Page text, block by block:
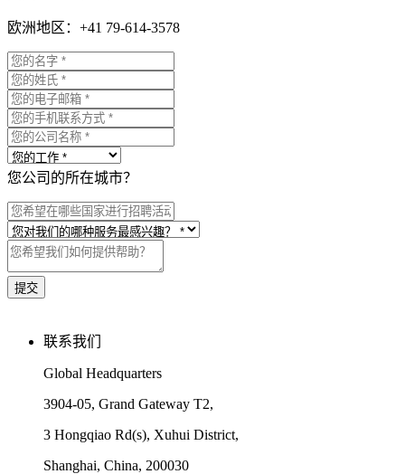
欧洲地区：+41 79-614-3578
您公司的所在城市？
联系我们
Global Headquarters
3904-05, Grand Gateway T2,
3 Hongqiao Rd(s), Xuhui District,
Shanghai, China, 200030